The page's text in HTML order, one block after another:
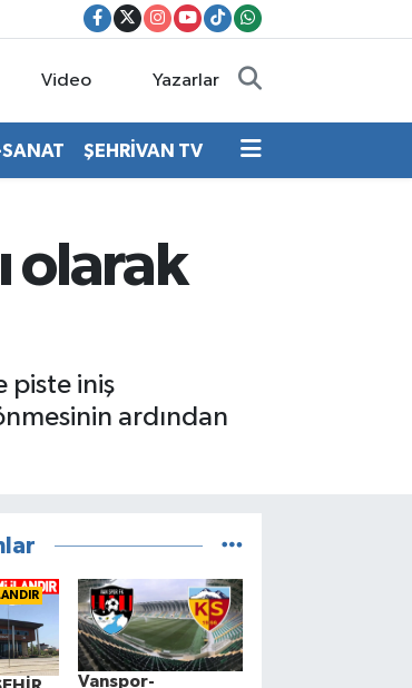
Video Yazarlar
SANAT ŞEHRİVAN TV
olarak
piste iniş
ardından
Vanspor-